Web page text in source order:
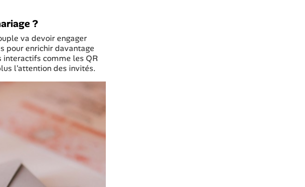
?
va devoir engager
pour enrichir davantage
interactifs comme les QR
l'attention des invités.